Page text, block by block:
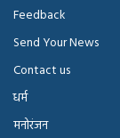
Feedback
Send Your News
Contact us
धर्म
मनोरंजन